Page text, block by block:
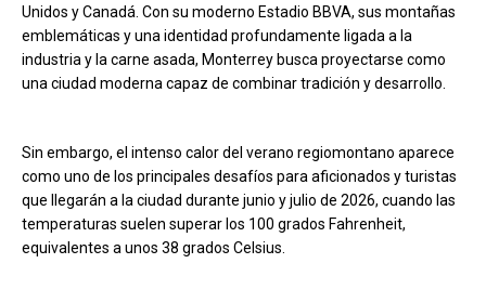
Unidos y Canadá. Con su moderno Estadio BBVA, sus montañas
emblemáticas y una identidad profundamente ligada a la
industria y la carne asada, Monterrey busca proyectarse como
una ciudad moderna capaz de combinar tradición y desarrollo.
Sin embargo, el intenso calor del verano regiomontano aparece
como uno de los principales desafíos para aficionados y turistas
que llegarán a la ciudad durante junio y julio de 2026, cuando las
temperaturas suelen superar los 100 grados Fahrenheit,
equivalentes a unos 38 grados Celsius.